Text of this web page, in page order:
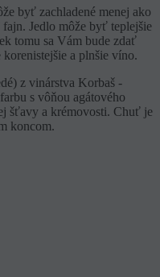
byť zachladené menej ako
Jedlo môže byť teplejšie
tomu sa Vám bude zdať
a plnšie víno.
z vinárstva Korbaš -
s vôňou agátového
šťavy a krémovosti. Chuť je
koncom.